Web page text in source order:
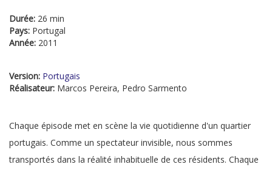
Durée: 26 min
Pays: Portugal
Année: 2011
Version: Portugais
Réalisateur: Marcos Pereira, Pedro Sarmento
Chaque épisode met en scène la vie quotidienne d'un quartier
portugais. Comme un spectateur invisible, nous sommes
transportés dans la réalité inhabituelle de ces résidents. Chaque